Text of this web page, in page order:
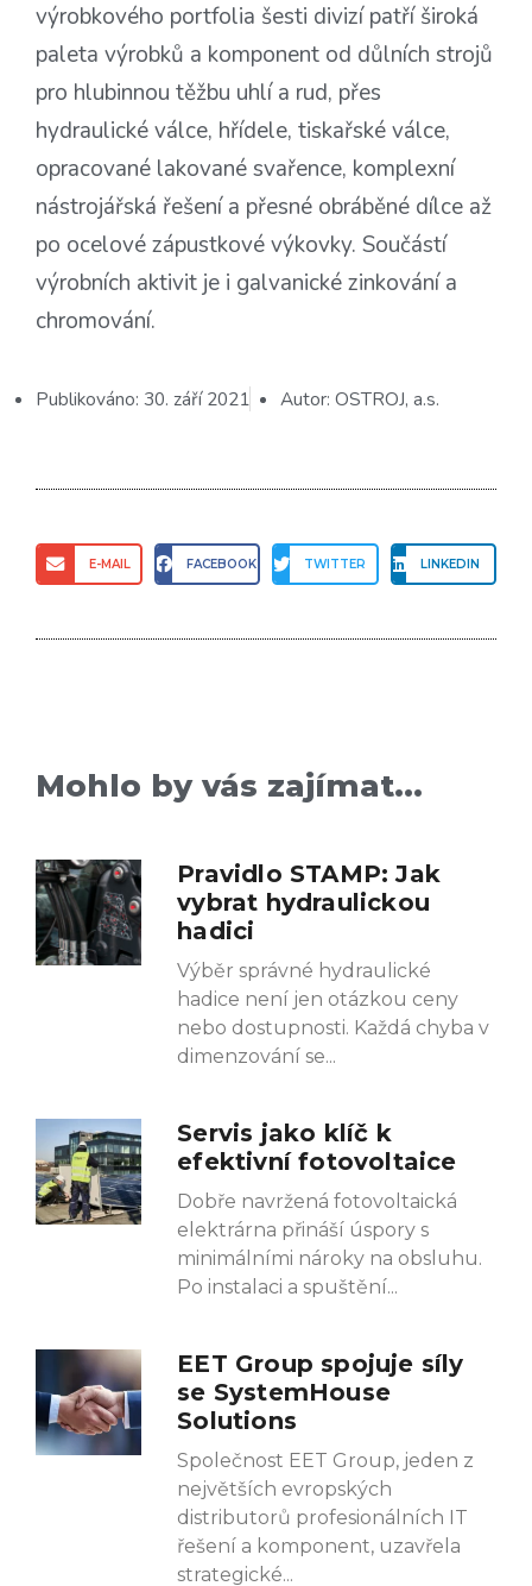
výrobkového portfolia šesti divizí patří široká
paleta výrobků a komponent od důlních strojů
pro hlubinnou těžbu uhlí a rud, přes
hydraulické válce, hřídele, tiskařské válce,
opracované lakované svařence, komplexní
nástrojářská řešení a přesné obráběné dílce až
po ocelové zápustkové výkovky. Součástí
výrobních aktivit je i galvanické zinkování a
chromování.
Publikováno: 30. září 2021 Autor: OSTROJ, a.s.
E-MAIL FACEBOOK TWITTER LINKEDIN
Mohlo by vás zajímat...
Pravidlo STAMP: Jak
vybrat hydraulickou
hadici
Výběr správné hydraulické
hadice není jen otázkou ceny
nebo dostupnosti. Každá chyba v
dimenzování se
Servis jako klíč k
efektivní fotovoltaice
Dobře navržená fotovoltaická
elektrárna přináší úspory s
minimálními nároky na obsluhu.
Po instalaci a spuštění
EET Group spojuje síly
se SystemHouse
Solutions
Společnost EET Group, jeden z
největších evropských
distributorů profesionálních IT
řešení a komponent, uzavřela
strategické